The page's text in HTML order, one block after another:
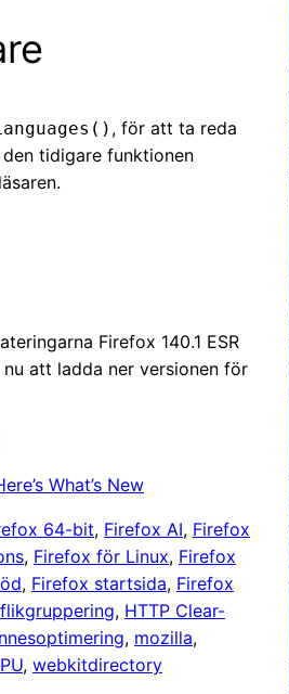
, för att ta reda
tidigare funktionen
Firefox 140.1 ESR
att ladda ner versionen för
What’s New
64-bit, Firefox AI, Firefox
, Firefox för Linux, Firefox
, Firefox startsida, Firefox
flikgruppering, HTTP Clear-
, mozilla
, webkitdirectory